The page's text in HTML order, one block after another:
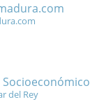
del Rey